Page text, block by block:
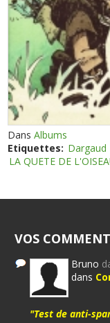
DansAlbums
Etiquettes: Dargaud
LA QUETE DE
VOS
Bruno
dans
"Test de anti-